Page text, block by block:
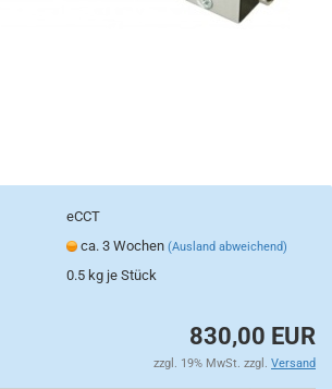
eCCT
ca. 3 Wochen(Ausland abweichend)
0.5 kg je Stück
830,00 EUR
zzgl. 19% MwSt. zzgl. Versand